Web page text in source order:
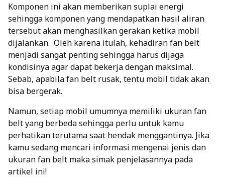
Komponen ini akan memberikan suplai energi
sehingga komponen yang mendapatkan hasil aliran
tersebut akan menghasilkan gerakan ketika mobil
dijalankan. Oleh karena itulah, kehadiran fan belt
menjadi sangat penting sehingga harus dijaga
kondisinya agar dapat bekerja dengan maksimal.
Sebab, apabila fan belt rusak, tentu mobil tidak akan
bisa bergerak.
Namun, setiap mobil umumnya memiliki ukuran fan
belt yang berbeda sehingga perlu untuk kamu
perhatikan terutama saat hendak menggantinya. Jika
kamu sedang mencari informasi mengenai jenis dan
ukuran fan belt maka simak penjelasannya pada
artikel ini!